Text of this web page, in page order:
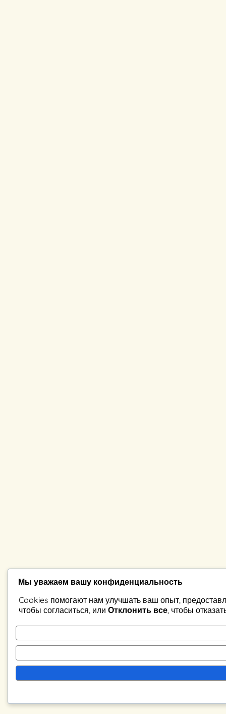
Мы уважаем вашу конфиденциальность
Cookies помогают нам улучшать ваш опыт,
чтобы согласиться, или Отклонить все , чтобы